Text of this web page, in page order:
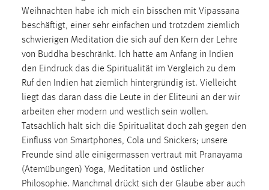
Weihnachten habe ich mich ein bisschen mit Vipassana
beschäftigt, einer sehr einfachen und trotzdem ziemlich
schwierigen Meditation die sich auf den Kern der Lehre
von Buddha beschränkt. Ich hatte am Anfang in Indien
den Eindruck das die Spiritualität im Vergleich zu dem
Ruf den Indien hat ziemlich hintergründig ist. Vielleicht
liegt das daran dass die Leute in der Eliteuni an der wir
arbeiten eher modern und westlich sein wollen.
Tatsächlich hält sich die Spiritualität doch zäh gegen den
Einfluss von Smartphones, Cola und Snickers; unsere
Freunde sind alle einigermassen vertraut mit Pranayama
(Atemübungen) Yoga, Meditation und östlicher
Philosophie. Manchmal drückt sich der Glaube aber auch